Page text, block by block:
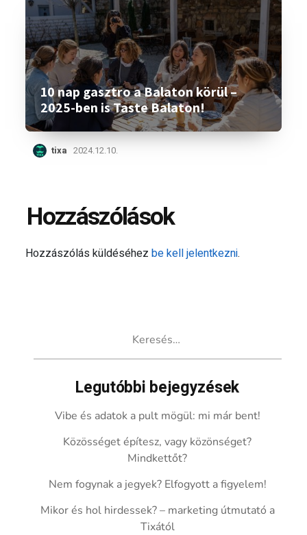
10 nap gasztro a Balaton körül –
2025-ben is Taste Balaton!
tixa 2024.12.10.
Hozzászólások
Hozzászólás küldéséhezbe kell jelentkezni.
Legutóbbi bejegyzések
Vibe és adatok a pult mögül: mi már bent!
Közösséget építesz, vagy közönséget?
Mindkettőt?
Nem fogynak a jegyek? Elfogyott a figyelem!
Mikor és hol hirdessek? – marketing útmutató a
Tixától